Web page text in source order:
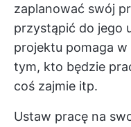
zaplanować swój
przystąpić do jego
projektu pomaga
tym, kto będzie
coś zajmie itp.
Ustaw pracę na